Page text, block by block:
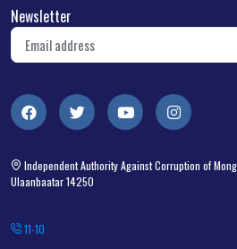
Newsletter
Independent Authority Against Corruption of
Ulaanbaatar 14250
11-10